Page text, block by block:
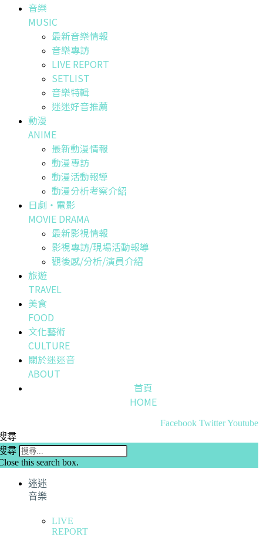
音樂
MUSIC
最新音樂情報
音樂專訪
LIVE REPORT
SETLIST
音樂特輯
迷迷好音推薦
動漫
ANIME
最新動漫情報
動漫專訪
動漫活動報導
動漫分析考察介紹
日劇・電影
MOVIE DRAMA
最新影視情報
影視專訪/現場活動報導
觀後感/分析/演員介紹
旅遊
TRAVEL
美食
FOOD
文化藝術
CULTURE
關於迷迷音
ABOUT
首頁
HOME
Facebook TwitterYoutube
尋
尋
this search box.
迷迷
音樂
LIVE
REPORT